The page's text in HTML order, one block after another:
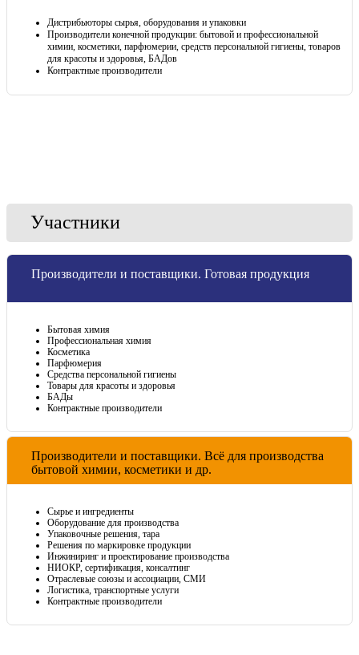
Дистрибьюторы сырья, оборудования и упаковки
Производители конечной продукции: бытовой и профессиональной
химии, косметики, парфюмерии, средств персональной гигиены, товаров
для красоты и здоровья, БАДов
Контрактные производители
Участники
Производители и поставщики. Готовая продукция
Бытовая химия
Профессиональная химия
Косметика
Парфюмерия
Средства персональной гигиены
Товары для красоты и здоровья
БАДы
Контрактные производители
Производители и поставщики. Всё для производства
бытовой химии, косметики и др.
Сырье и ингредиенты
Оборудование для производства
Упаковочные решения, тара
Решения по маркировке продукции
Инжиниринг и проектирование производства
НИОКР, сертификация, консалтинг
Отраслевые союзы и ассоциации, СМИ
Логистика, транспортные услуги
Контрактные производители